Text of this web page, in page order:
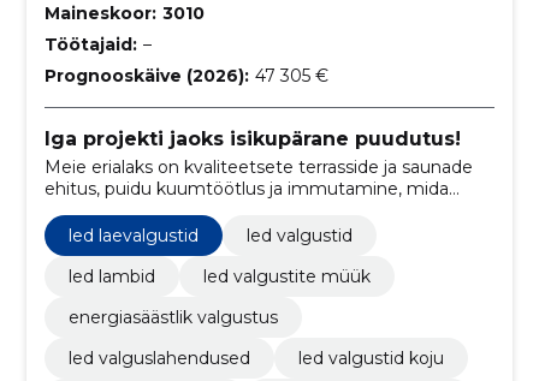
Maineskoor: 3010
Töötajaid: –
Prognooskäive (2026): 47 305 €
Iga projekti jaoks isikupärane puudutus!
Meie erialaks on kvaliteetsete terrasside ja saunade
ehitus, puidu kuumtöötlus ja immutamine, mida
täiendab mitmekesine valik LED-valgustustooteid.
led laevalgustid
led valgustid
led lambid
led valgustite müük
energiasäästlik valgustus
led valguslahendused
led valgustid koju